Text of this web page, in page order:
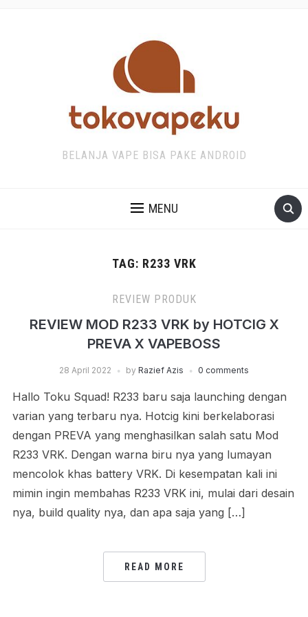
BELANJA VAPE BISA PAKE ANDROID
MENU
TAG: R233 VRK
REVIEW PRODUK
REVIEW MOD R233 VRK by HOTCIG X
PREVA X VAPEBOSS
28 April 2022 by Razief Azis 0 comments
Hallo Toku Squad! R233 baru saja launching dengan
varian yang terbaru nya. Hotcig kini berkelaborasi
dengan PREVA yang menghasilkan salah satu Mod
R233 VRK. Dengan warna biru nya yang lumayan
mencolok khas battery VRK. Di kesempatan kali ini
mimin ingin membahas R233 VRK ini, mulai dari desain
nya, build quality nya, dan apa saja yang […]
READ MORE